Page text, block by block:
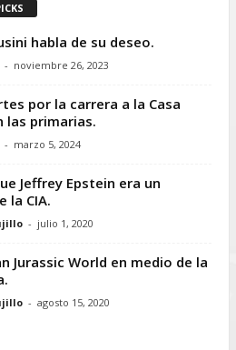
habla de su deseo.
- noviembre 26, 2023
por la carrera a la Casa
las primarias.
- marzo 5, 2024
Jeffrey Epstein era un
la CIA.
- julio 1, 2020
Jurassic World en medio de la
- agosto 15, 2020